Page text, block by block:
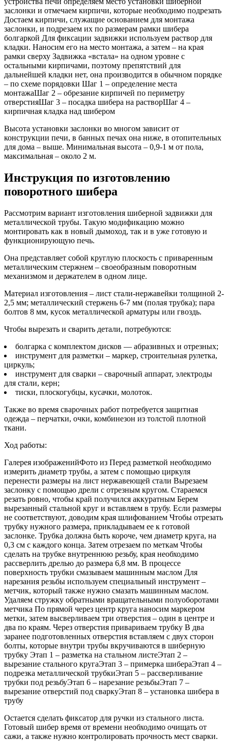
заслонки и отмечаем кирпичи, которые необходимо подрезать
Достаем кирпичи, служащие основанием для монтажа
заслонки, и подрезаем их по размерам рамки шибера
болгаркой Для фиксации задвижки используем раствор для
кладки. Наносим его на место монтажа, а затем – на края
рамки сверху Задвижка «встала» на одном уровне с
остальными кирпичами, поэтому препятствий для
дальнейшей кладки нет, она производится в обычном порядке
– по схеме порядовки Шаг 1 – определение места
монтажаШаг 2 – обрезание кирпичей по периметру
отверстияШаг 3 – посадка шибера на растворШаг 4 –
кирпичная кладка над шибером
Высота установки заслонки во многом зависит от
конструкции печи, в банных печах она ниже, в отопительных
для дома – выше. Минимальная высота – 0,9-1 м от пола,
максимальная – около 2 м.
Инструкция по изготовлению
поворотного шибера
Рассмотрим вариант изготовления шиберной задвижки для
металлической трубы. Такую модификацию можно
монтировать как в новый дымоход, так и в уже готовую и
функционирующую печь.
Она представляет собой круглую плоскость с приваренным
металлическим стержнем – своеобразным поворотным
механизмом и держателем в одном лице.
Материал изготовления – лист стали-нержавейки толщиной 2-
2,5 мм; металлический стержень 6-7 мм (полая трубка); пара
болтов 8 мм, кусок металлической арматуры или гвоздь.
Чтобы вырезать и сварить детали, потребуются:
болгарка с комплектом дисков — абразивных и отрезных;
инструмент для разметки – маркер, строительная рулетка,
циркуль;
инструмент для сварки – сварочный аппарат, электроды
для стали, керн;
тиски, плоскогубцы, кусачки, молоток.
Также во время сварочных работ потребуется защитная
одежда – перчатки, очки, комбинезон из толстой плотной
ткани.
Ход работы:
Галерея изображенийФото из Перед разметкой необходимо
измерить диаметр трубы, а затем с помощью циркуля
перенести размеры на лист нержавеющей стали Вырезаем
заслонку с помощью дрели с отрезным кругом. Стараемся
резать ровно, чтобы край получился аккуратным Берем
вырезанный стальной круг и вставляем в трубу. Если размеры
не соответствуют, доводим края шлифованием Чтобы отрезать
трубку нужного размера, прикладываем ее к готовой
заслонке. Трубка должна быть короче, чем диаметр круга, на
0,3 см с каждого конца. Затем отрезаем по меткам Чтобы
сделать на трубке внутреннюю резьбу, края необходимо
рассверлить дрелью до размера 6,8 мм. В процессе
поверхность трубки смазываем машинным маслом Для
нарезания резьбы используем специальный инструмент –
метчик, который также нужно смазать машинным маслом.
Удаляем стружку обратными вращательными полуоборотами
метчика По прямой через центр круга наносим маркером
метки, затем высверливаем три отверстия – один в центре и
два по краям. Через отверстия привариваем трубку В два
заранее подготовленных отверстия вставляем с двух сторон
болты, которые внутри трубы вкручиваются в шиберную
трубку Этап 1 – разметка на стальном листеЭтап 2 –
вырезание стального кругаЭтап 3 – примерка шибераЭтап 4 –
подрезка металлической трубкиЭтап 5 – рассверливание
трубки под резьбуЭтап 6 – нарезание резьбыЭтап 7 –
вырезание отверстий под сваркуЭтап 8 – установка шибера в
трубу
Остается сделать фиксатор для ручки из стального листа.
Готовый шибер время от времени необходимо очищать от
сажи, а также нужно контролировать прочность мест сварки.